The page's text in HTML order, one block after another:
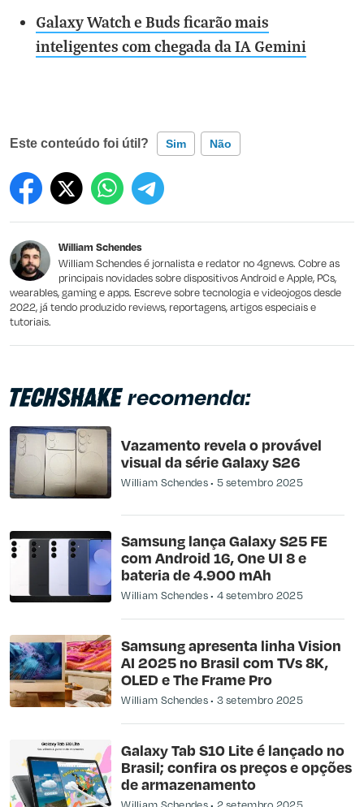
Galaxy Watch e Buds ficarão mais
inteligentes com chegada da IA Gemini
Este conteúdo foi útil? Sim Não
Este conteúdo contém informação incorreta
Outro
William Schendes
William Schendes é jornalista e redator no 4gnews. Cobre as
principais novidades sobre dispositivos Android e Apple, PCs,
wearables, gaming e apps. Escreve sobre tecnologia e videojogos desde
2022, já tendo produzido reviews, reportagens, artigos especiais e
tutoriais.
recomenda:
Vazamento revela o provável
visual da série Galaxy S26
William Schendes 5 setembro 2025
Samsung lança Galaxy S25 FE
com Android 16, One UI 8 e
bateria de 4.900 mAh
William Schendes 4 setembro 2025
Samsung apresenta linha Vision
AI 2025 no Brasil com TVs 8K,
OLED e The Frame Pro
William Schendes 3 setembro 2025
Galaxy Tab S10 Lite é lançado no
Brasil; confira os preços e opções
de armazenamento